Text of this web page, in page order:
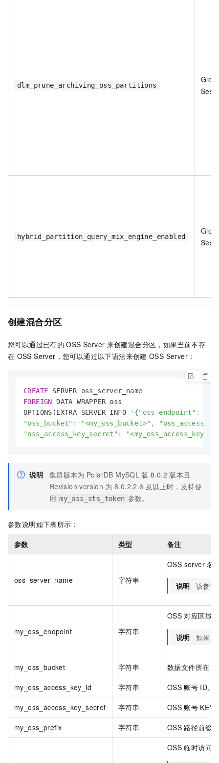
dlm_prune_archiving_oss_partitions
hybrid_partition_query_mix_engine_enabled
创建混合分区
您可以通过已有的 OSS Server 来创建混合分区，如果当前不存
在 OSS Server，您可以通过以下语法来创建 OSS Server：
CREATE
FOREIGN DATA WRAPPER oss
OPTIONS(EXTRA_SERVER_INFO
'{"oss_endpoint":
"oss_bucket": "<my_oss_bucket>",
"oss_access_key_secret":
说明 集群版本为 PolarDB MySQL 版 8.0.2 版本且
Revision version 为 8.0.2.2.6 及以上时，支持使
用 my_oss_sts_token 参数。
参数说明如下表所示：
参数 类型 备注
oss_server_name 字符串
OSS server 名
说明 该参
my_oss_endpoint 字符串
OSS 对应区域
说明 如果
my_oss_bucket 字符串 数据文件所在
my_oss_access_key_id 字符串 OSS 账号 ID。
my_oss_access_key_secret 字符串 OSS 账号 KEY
my_oss_prefix 字符串 OSS 路径前缀
OSS 临时访问